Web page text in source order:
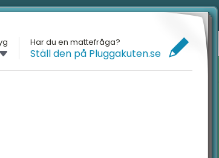
Har du en mattefråga?
Ställ den på Pluggakuten.se
LÅGSTADIET
MELLANSTADIET
MATTE 1